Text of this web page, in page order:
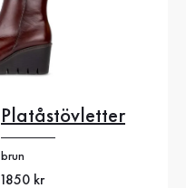
Platåstövletter
brun
Nytt pris
1850 kr